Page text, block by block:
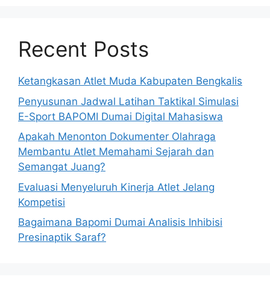
Recent Posts
Ketangkasan Atlet Muda Kabupaten Bengkalis
Penyusunan Jadwal Latihan Taktikal Simulasi
E-Sport BAPOMI Dumai Digital Mahasiswa
Apakah Menonton Dokumenter Olahraga
Membantu Atlet Memahami Sejarah dan
Semangat Juang?
Evaluasi Menyeluruh Kinerja Atlet Jelang
Kompetisi
Bagaimana Bapomi Dumai Analisis Inhibisi
Presinaptik Saraf?